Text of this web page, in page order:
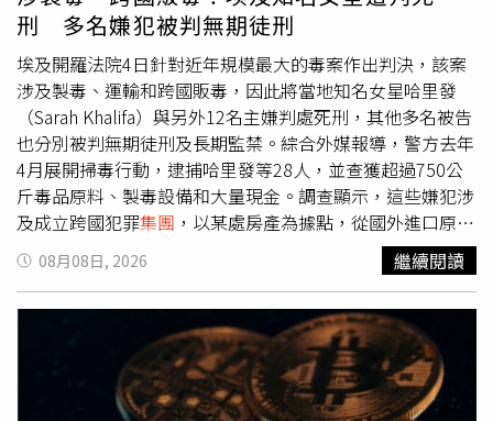
度假村在Google的頁面並留下大量負評，將其評分洗至1.8
顆星的超低分；同時，業者也緊急關閉其官方Instagram帳
號貼文的留言功能，試圖阻止負面輿論蔓延。針對這起引發
關注的入住爭議與通報警方事件，度假村母集團目前尚未對
媒體的採訪請求做出回應，也未在公開平台上發聲說明情
況。後續是否做出回應與處理，仍有待觀察。
刑 多名嫌犯被判無期徒刑
埃及開羅法院4日針對近年規模最大的毒案作出判決，該案
涉及製毒、運輸和跨國販毒，因此將當地知名女星哈里發
（Sarah Khalifa）與另外12名主嫌判處死刑，其他多名被告
也分別被判無期徒刑及長期監禁。綜合外媒報導，警方去年
4月展開掃毒行動，逮捕哈里發等28人，並查獲超過750公
斤毒品原料、製毒設備和大量現金。調查顯示，這些嫌犯涉
及成立跨國犯罪集團 ，以某處房產為據點，從國外進口原料
後，再生產、儲存毒品，並將其向外運輸、販售，而檢察機
關依法清點所有嫌犯的資產，並凍結其資金。法院在本月
（8月）4日依法判處哈里發與另外12名主嫌死刑，其餘被
告則分別被判無期徒刑及長期監禁。不過，依據埃及司法程
序，一審死刑判決須先送交國家最高宗教機構「大穆夫提」
（Grand Mufti），提出法律宗教意見，預計9月5日會作出
裁決。不過，被告仍可提出上訴，因此本案尚未定讞。報導
08月08日, 2026 繼續閱讀